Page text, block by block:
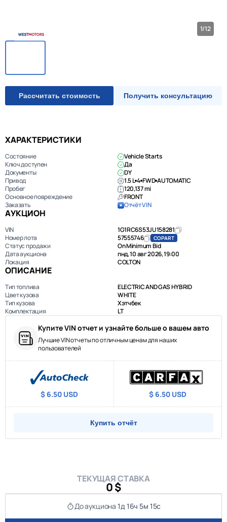
1/12
Рассчитать стоимость Получить консультацию
ХАРАКТЕРИСТИКИ
Состояние
Vehicle Starts
Ключ доступен
Да
Документы
DY
Привод
1.5 L 4 FWD AUTOMATIC
Пробег
120,137 mi
Основное повреждение
FRONT
Заказать
Отчёт VIN
АУКЦИОН
VIN
1G1RC6S53JU158281
Номер лота
57555746 COPART
Статус продажи
On Minimum Bid
Дата аукциона
пнд, 10 авг 2026, 19:00
Локация
COLTON
ОПИСАНИЕ
Тип топлива
ELECTRIC AND GAS HYBRID
Цвет кузова
WHITE
Тип кузова
Хэтчбек
Комплектация
LT
Купите VIN отчет и узнайте больше о вашем авто
Лучшие VIN отчеты по отличным ценам для наших
пользователей
$ 6.50 USD $ 6.50 USD
Купить отчёт
ТЕКУЩАЯ СТАВКА
0 $
До аукциона1д 16ч 5м 14с